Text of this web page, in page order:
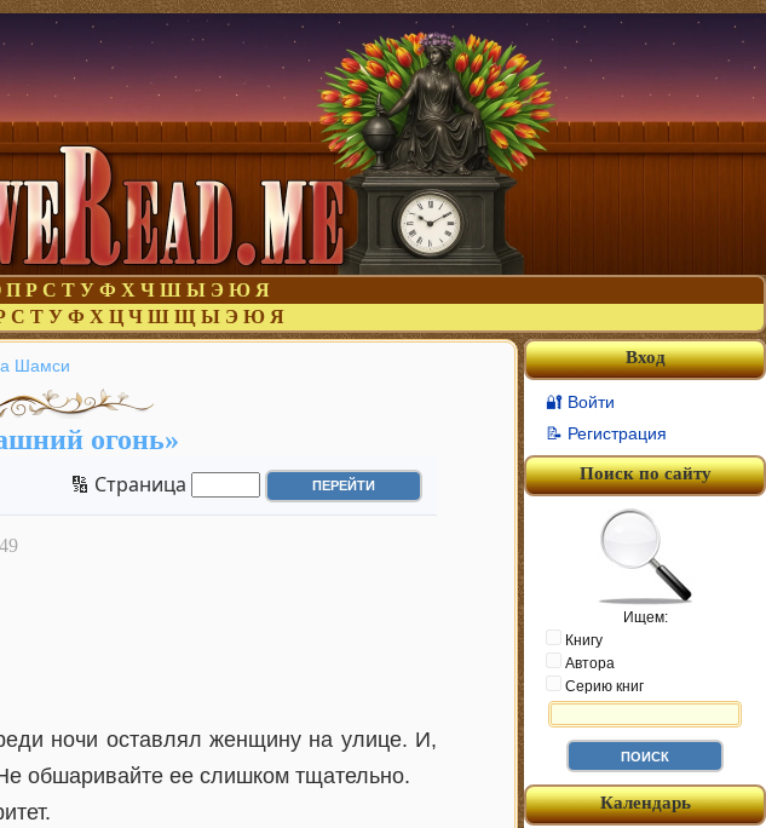
П Р С Т У Ф Х Ч Ш Ы Э Ю Я
С Т У Ф Х Ц Ч Ш Щ Ы Э Ю Я
Шамси
огонь»
🔢 Страница
ночи оставлял женщину на улице. И,
обшаривайте ее слишком тщательно.
Вход
🔐 Войти
📝 Регистрация
Поиск по сайту
Ищем:
Книгу
Автора
Серию книг
Календарь